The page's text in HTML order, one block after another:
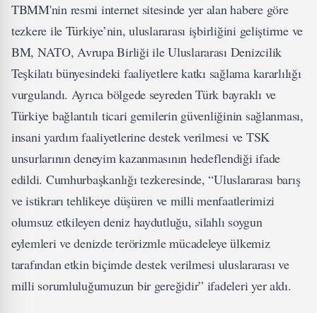
TBMM'nin resmi internet sitesinde yer alan habere göre
tezkere ile Türkiye’nin, uluslararası işbirliğini geliştirme ve
BM, NATO, Avrupa Birliği ile Uluslararası Denizcilik
Teşkilatı bünyesindeki faaliyetlere katkı sağlama kararlılığı
vurgulandı. Ayrıca bölgede seyreden Türk bayraklı ve
Türkiye bağlantılı ticari gemilerin güvenliğinin sağlanması,
insani yardım faaliyetlerine destek verilmesi ve TSK
unsurlarının deneyim kazanmasının hedeflendiği ifade
edildi. Cumhurbaşkanlığı tezkeresinde, “Uluslararası barış
ve istikrarı tehlikeye düşüren ve milli menfaatlerimizi
olumsuz etkileyen deniz haydutluğu, silahlı soygun
eylemleri ve denizde terörizmle mücadeleye ülkemiz
tarafından etkin biçimde destek verilmesi uluslararası ve
milli sorumluluğumuzun bir gereğidir” ifadeleri yer aldı.